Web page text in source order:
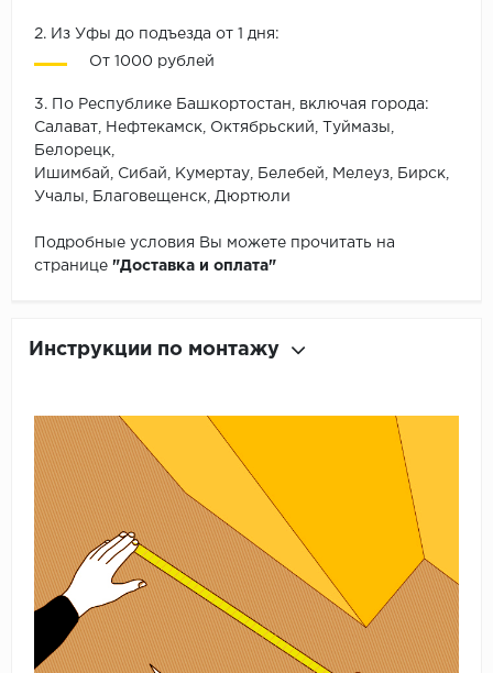
2. Из Уфы до подъезда от 1 дня:
От 1000 рублей
3. По Республике Башкортостан, включая города:
Салават, Нефтекамск, Октябрьский, Туймазы,
Белорецк,
Ишимбай, Сибай, Кумертау, Белебей, Мелеуз, Бирск,
Учалы, Благовещенск, Дюртюли
Подробные условия Вы можете прочитать на
странице "Доставка и оплата"
Инструкции по монтажу